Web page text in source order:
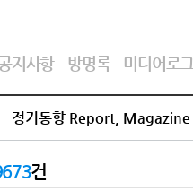
지사항 방명록 미디어로그
정기동향 Report, Magazine
건